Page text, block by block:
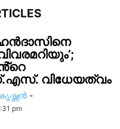
വിധേയത്വം
-
pm